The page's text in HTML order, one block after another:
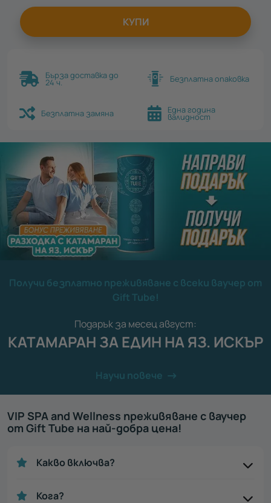
КУПИ
Бърза доставка до
24 ч. Безплатна опаковка
Безплатна замяна Една година
валидност
Получи безплатно преживяване с всеки ваучер от
Gift Tube!
Подарък за месец август:
КАТАМАРАН ЗА ЕДИН НА ЯЗ. ИСКЪР
Научи повече
VIP SPA and Wellness преживяване с ваучер
от Gift Tube на най-добра цена!
Какво включва?
Кога?